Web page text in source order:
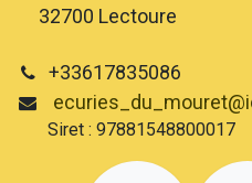
32700 Lectoure
+33617835086
Siret : 97881548800017